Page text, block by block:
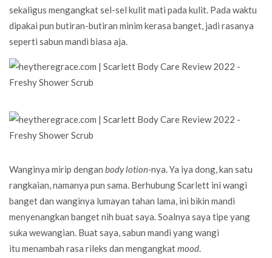
sekaligus mengangkat sel-sel kulit mati pada kulit. Pada waktu
dipakai pun butiran-butiran minim kerasa banget, jadi rasanya
seperti sabun mandi biasa aja.
Wanginya mirip dengan body lotion-nya. Ya iya dong, kan satu
rangkaian, namanya pun sama. Berhubung Scarlett ini wangi
banget dan wanginya lumayan tahan lama, ini bikin mandi
menyenangkan banget nih buat saya. Soalnya saya tipe yang
suka wewangian. Buat saya, sabun mandi yang wangi
itu menambah rasa rileks dan mengangkatmood.